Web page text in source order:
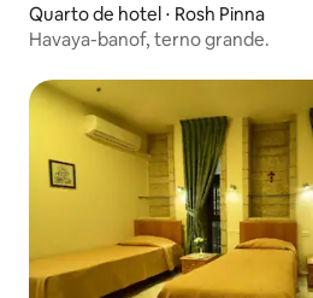
Quarto de hotel ⋅ Rosh Pinna
Havaya-banof, terno grande.